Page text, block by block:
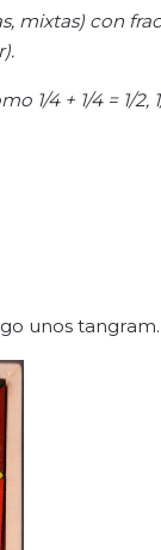
mixtas) con
1/4 + 1/4 = 1/2,
unos tangram.